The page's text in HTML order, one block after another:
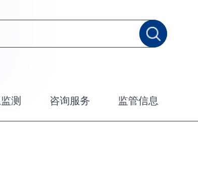
测 咨询服务 监管信息